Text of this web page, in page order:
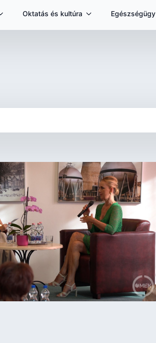
Oktatás és kultúra Egészségügy